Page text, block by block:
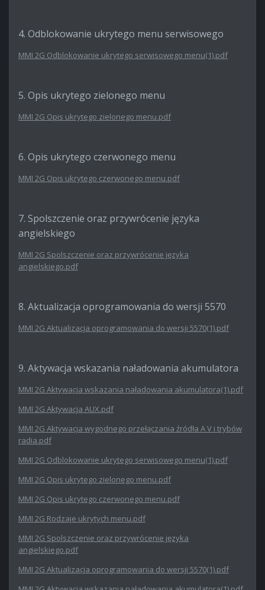
4. Odblokowanie ukrytego menu serwisowego
MMI 2G Odblokowanie ukrytego serwisowego menu(1).pdf
5. Opis ukrytego zielonego menu
MMI 2G Opis ukrytego zielonego menu.pdf
6. Opis ukrytego czerwonego menu
MMI 2G Opis ukrytego czerwonego menu.pdf
7. Spolszczenie oraz przywrócenie języka
angielskiego
MMI 2G Spolszczenie oraz przywrócenie języka
angielskiego.pdf
8. Aktualizacja oprogramowania do wersji 5570
MMI 2G Aktualizacja oprogramowania do wersji 5570(1).pdf
9. Aktywacja wskazania naładowania akumulatora
MMI 2G Aktywacja wskazania naładowania akumulatora(1).pdf
MMI 2G Aktywacja AUX.pdf
MMI 2G Aktywacja wygodnego przełączania źródła A V i trybów
radia.pdf
MMI 2G Odblokowanie ukrytego serwisowego menu(1).pdf
MMI 2G Opis ukrytego zielonego menu.pdf
MMI 2G Opis ukrytego czerwonego menu.pdf
MMI 2G Rodzaje ukrytych menu.pdf
MMI 2G Spolszczenie oraz przywrócenie języka
angielskiego.pdf
MMI 2G Aktualizacja oprogramowania do wersji 5570(1).pdf